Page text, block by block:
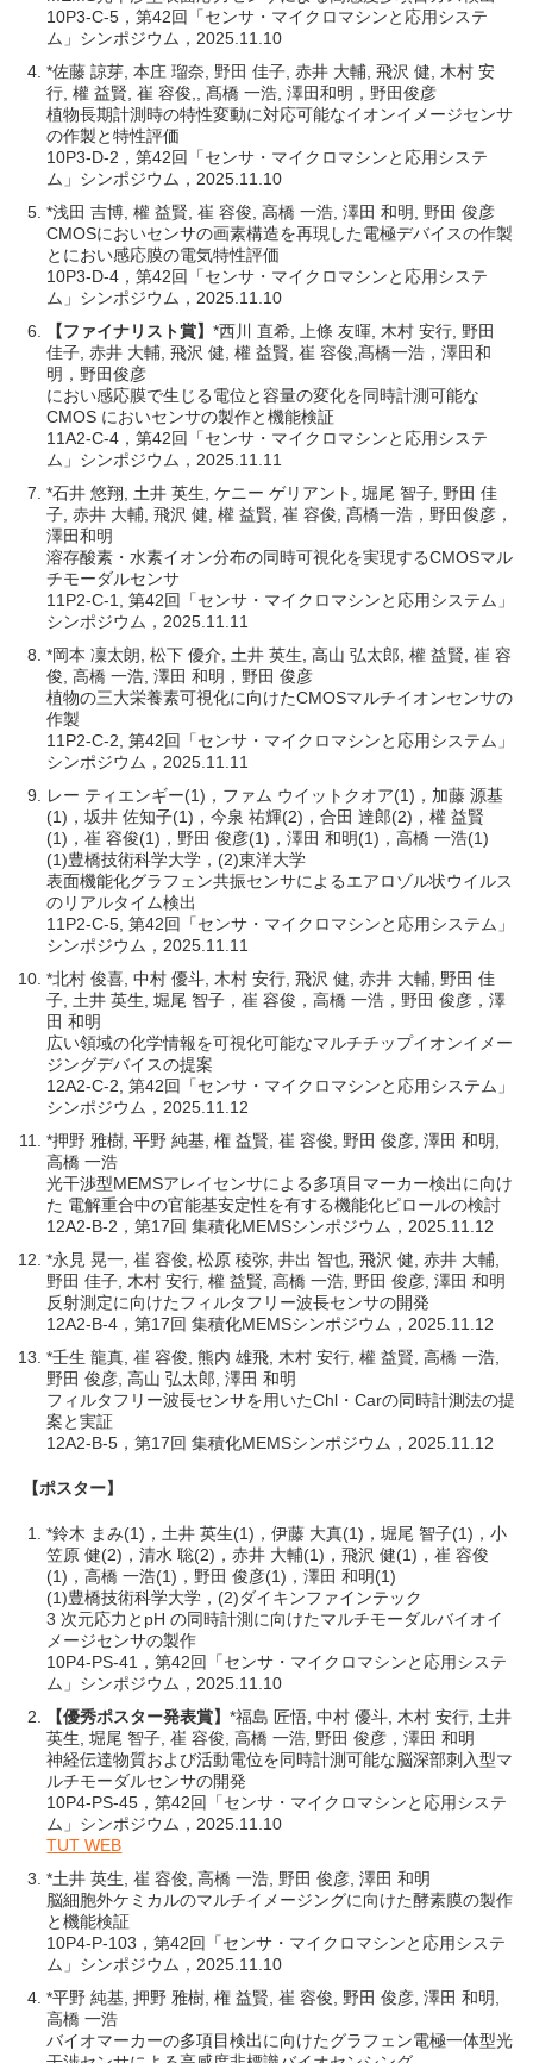
10P3-C-5，第42回「センサ・マイクロマシンと応用システ
ム」シンポジウム，2025.11.10
*佐藤 諒芽, 本庄 瑠奈, 野田 佳子, 赤井 大輔, 飛沢 健, 木村 安
行, 權 益賢, 崔 容俊,, 髙橋 一浩, 澤田和明，野田俊彦
植物長期計測時の特性変動に対応可能なイオンイメージセンサ
の作製と特性評価
10P3-D-2，第42回「センサ・マイクロマシンと応用システ
ム」シンポジウム，2025.11.10
*浅田 吉博, 權 益賢, 崔 容俊, 高橋 一浩, 澤田 和明, 野田 俊彦
CMOSにおいセンサの画素構造を再現した電極デバイスの作製
とにおい感応膜の電気特性評価
10P3-D-4，第42回「センサ・マイクロマシンと応用システ
ム」シンポジウム，2025.11.10
【ファイナリスト賞】*西川 直希, 上條 友暉, 木村 安行, 野田
佳子, 赤井 大輔, 飛沢 健, 權 益賢, 崔 容俊,髙橋一浩，澤田和
明，野田俊彦
におい感応膜で生じる電位と容量の変化を同時計測可能な
CMOS においセンサの製作と機能検証
11A2-C-4，第42回「センサ・マイクロマシンと応用システ
ム」シンポジウム，2025.11.11
*石井 悠翔, 土井 英生, ケニー ゲリアント, 堀尾 智子, 野田 佳
子, 赤井 大輔, 飛沢 健, 權 益賢, 崔 容俊, 髙橋一浩，野田俊彦，
澤田和明
溶存酸素・水素イオン分布の同時可視化を実現するCMOSマル
チモーダルセンサ
11P2-C-1, 第42回「センサ・マイクロマシンと応用システム」
シンポジウム，2025.11.11
*岡本 凜太朗, 松下 優介, 土井 英生, 高山 弘太郎, 權 益賢, 崔 容
俊, 高橋 一浩, 澤田 和明，野田 俊彦
植物の三大栄養素可視化に向けたCMOSマルチイオンセンサの
作製
11P2-C-2, 第42回「センサ・マイクロマシンと応用システム」
シンポジウム，2025.11.11
レー ティエンギー(1)，ファム ウイットクオア(1)，加藤 源基
(1)，坂井 佐知子(1)，今泉 祐輝(2)，合田 達郎(2)，權 益賢
(1)，崔 容俊(1)，野田 俊彦(1)，澤田 和明(1)，高橋 一浩(1)
(1)豊橋技術科学大学，(2)東洋大学
表面機能化グラフェン共振センサによるエアロゾル状ウイルス
のリアルタイム検出
11P2-C-5, 第42回「センサ・マイクロマシンと応用システム」
シンポジウム，2025.11.11
*北村 俊喜, 中村 優斗, 木村 安行, 飛沢 健, 赤井 大輔, 野田 佳
子, 土井 英生, 堀尾 智子，崔 容俊，高橋 一浩，野田 俊彦，澤
田 和明
広い領域の化学情報を可視化可能なマルチチップイオンイメー
ジングデバイスの提案
12A2-C-2, 第42回「センサ・マイクロマシンと応用システム」
シンポジウム，2025.11.12
*押野 雅樹, 平野 純基, 権 益賢, 崔 容俊, 野田 俊彦, 澤田 和明,
高橋 一浩
光干渉型MEMSアレイセンサによる多項目マーカー検出に向け
た 電解重合中の官能基安定性を有する機能化ピロールの検討
12A2-B-2，第17回 集積化MEMSシンポジウム，2025.11.12
*永見 晃一, 崔 容俊, 松原 稜弥, 井出 智也, 飛沢 健, 赤井 大輔,
野田 佳子, 木村 安行, 權 益賢, 高橋 一浩, 野田 俊彦, 澤田 和明
反射測定に向けたフィルタフリー波長センサの開発
12A2-B-4，第17回 集積化MEMSシンポジウム，2025.11.12
*壬生 龍真, 崔 容俊, 熊内 雄飛, 木村 安行, 權 益賢, 高橋 一浩,
野田 俊彦, 高山 弘太郎, 澤田 和明
フィルタフリー波長センサを用いたChl・Carの同時計測法の提
案と実証
12A2-B-5，第17回 集積化MEMSシンポジウム，2025.11.12
【ポスター】
*鈴木 まみ(1)，土井 英生(1)，伊藤 大真(1)，堀尾 智子(1)，小
笠原 健(2)，清水 聡(2)，赤井 大輔(1)，飛沢 健(1)，崔 容俊
(1)，高橋 一浩(1)，野田 俊彦(1)，澤田 和明(1)
(1)豊橋技術科学大学，(2)ダイキンファインテック
3 次元応力とpH の同時計測に向けたマルチモーダルバイオイ
メージセンサの製作
10P4-PS-41，第42回「センサ・マイクロマシンと応用システ
ム」シンポジウム，2025.11.10
【優秀ポスター発表賞】*福島 匠悟, 中村 優斗, 木村 安行, 土井
英生, 堀尾 智子, 崔 容俊, 高橋 一浩, 野田 俊彦，澤田 和明
神経伝達物質および活動電位を同時計測可能な脳深部刺入型マ
ルチモーダルセンサの開発
10P4-PS-45，第42回「センサ・マイクロマシンと応用システ
ム」シンポジウム，2025.11.10
TUT WEB
*土井 英生, 崔 容俊, 高橋 一浩, 野田 俊彦, 澤田 和明
脳細胞外ケミカルのマルチイメージングに向けた酵素膜の製作
と機能検証
10P4-P-103，第42回「センサ・マイクロマシンと応用システ
ム」シンポジウム，2025.11.10
*平野 純基, 押野 雅樹, 権 益賢, 崔 容俊, 野田 俊彦, 澤田 和明,
高橋 一浩
バイオマーカーの多項目検出に向けたグラフェン電極一体型光